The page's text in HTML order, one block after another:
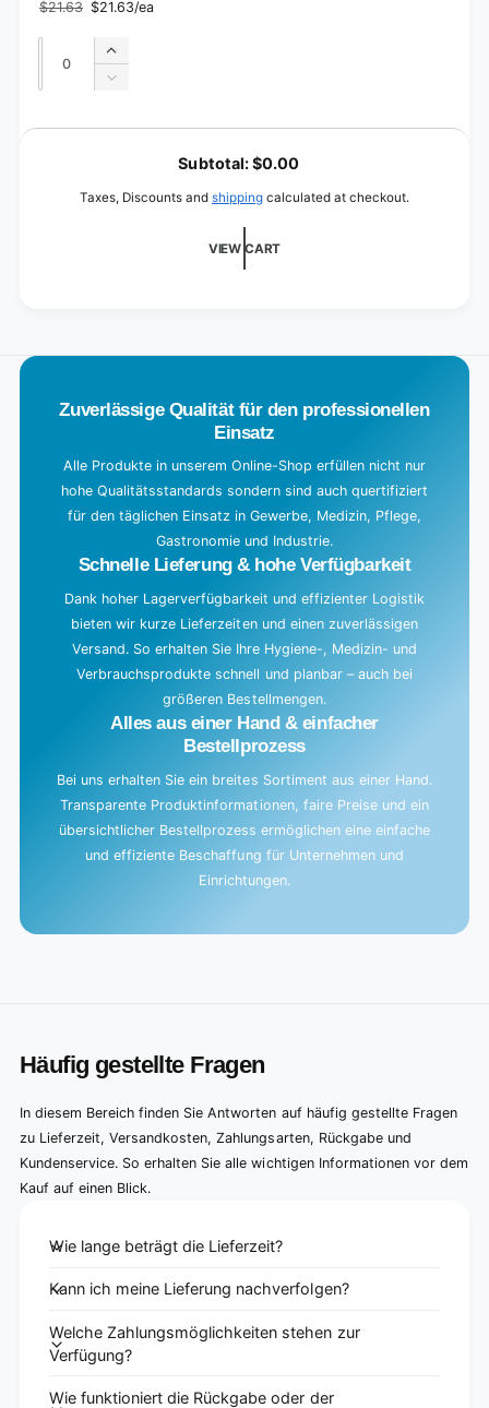
towels
towels
Regular
price
$21.63
Sale
price
$21.63/ea
Quantity
Increase
quantity
Decrease
for
50
towels
L
Subtotal:$0.00
Taxes, Discounts and shipping calculated at checkout.
VIEW CART
Zuverlässige Qualität für den professionellen
Einsatz
Alle Produkte in unserem Online-Shop erfüllen nicht nur
hohe Qualitätsstandards sondern sind auch quertifiziert
für den täglichen Einsatz in Gewerbe, Medizin, Pflege,
Gastronomie und Industrie.
Schnelle Lieferung & hohe Verfügbarkeit
Dank hoher Lagerverfügbarkeit und effizienter Logistik
bieten wir kurze Lieferzeiten und einen zuverlässigen
Versand. So erhalten Sie Ihre Hygiene-, Medizin- und
Verbrauchsprodukte schnell und planbar – auch bei
größeren Bestellmengen.
Alles aus einer Hand & einfacher
Bestellprozess
Bei uns erhalten Sie ein breites Sortiment aus einer Hand.
Transparente Produktinformationen, faire Preise und ein
übersichtlicher Bestellprozess ermöglichen eine einfache
und effiziente Beschaffung für Unternehmen und
Einrichtungen.
Häufig gestellte Fragen
In diesem Bereich finden Sie Antworten auf häufig gestellte Fragen
zu Lieferzeit, Versandkosten, Zahlungsarten, Rückgabe und
Kundenservice. So erhalten Sie alle wichtigen Informationen vor dem
Kauf auf einen Blick.
Wie lange beträgt die Lieferzeit?
Kann ich meine Lieferung nachverfolgen?
Welche Zahlungsmöglichkeiten stehen zur
Verfügung?
Wie funktioniert die Rückgabe oder der